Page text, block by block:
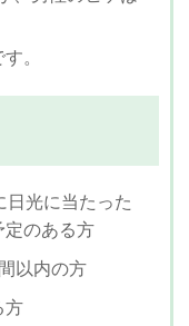
。
日光に当たった
定のある方
以内の方
方